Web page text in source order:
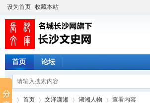
设为首页 收藏本站
首页 论坛
首页 文泽潇湘 湖湘人物 查看内容